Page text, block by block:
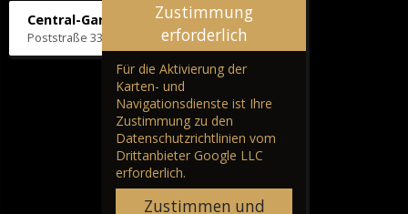
Central-Garage H. Wilhelm
Poststraße 33, 66687 Wadern
Zustimmung
erforderlich
Für die Aktivierung der
Karten- und
Navigationsdienste ist Ihre
Zustimmung zu den
Datenschutzrichtlinien vom
Drittanbieter Google LLC
erforderlich.
Zustimmen und